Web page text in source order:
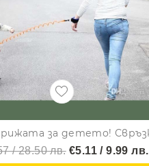
/ 28.50 лв.€5.11 / 9.99 лв.